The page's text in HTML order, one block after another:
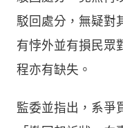
駁回處分，無疑對
有悖外並有損民眾
程亦有缺失。
監委並指出，系爭